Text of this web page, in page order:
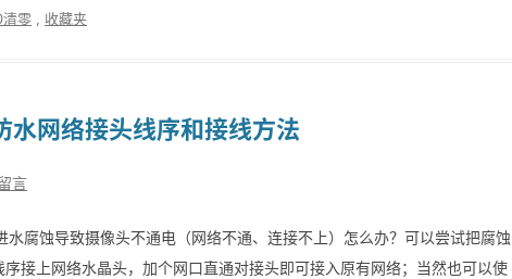
零 收藏夹
水网络接头线序和接线方法
言
水腐蚀导致摄像头不通电（网络不通、连接不上）怎么办？可以尝试把腐蚀
接上网络水晶头，加个网口直通对接头即可接入原有网络；当然也可以使